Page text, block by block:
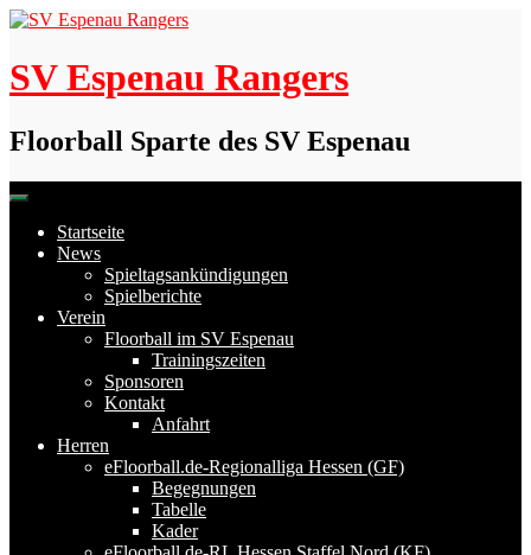
Skip
content
SV Espenau Rangers
Floorball Sparte des SV Espenau
Startseite
News
Spieltagsankündigungen
Spielberichte
Verein
Floorball im SV Espenau
Trainingszeiten
Sponsoren
Kontakt
Anfahrt
Herren
eFloorball.de-Regionalliga Hessen (GF)
Begegnungen
Tabelle
Kader